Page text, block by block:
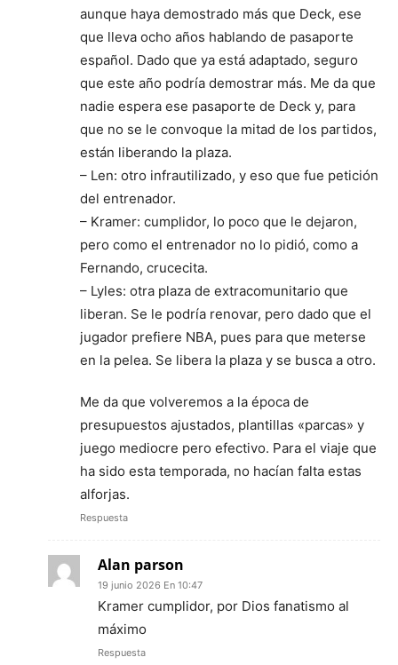
aunque haya demostrado más que Deck, ese
que lleva ocho años hablando de pasaporte
español. Dado que ya está adaptado, seguro
que este año podría demostrar más. Me da que
nadie espera ese pasaporte de Deck y, para
que no se le convoque la mitad de los partidos,
están liberando la plaza.
– Len: otro infrautilizado, y eso que fue petición
del entrenador.
– Kramer: cumplidor, lo poco que le dejaron,
pero como el entrenador no lo pidió, como a
Fernando, crucecita.
– Lyles: otra plaza de extracomunitario que
liberan. Se le podría renovar, pero dado que el
jugador prefiere NBA, pues para que meterse
en la pelea. Se libera la plaza y se busca a otro.
Me da que volveremos a la época de
presupuestos ajustados, plantillas «parcas» y
juego mediocre pero efectivo. Para el viaje que
ha sido esta temporada, no hacían falta estas
alforjas.
Respuesta
Alan parson
19 junio 2026 En 10:47
Kramer cumplidor, por Dios fanatismo al
máximo
Respuesta